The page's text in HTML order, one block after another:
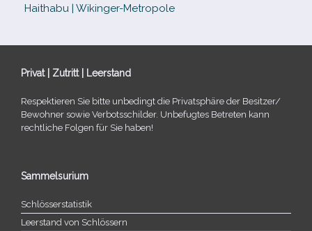
Haithabu | Wikinger-Metropole
Privat | Zutritt | Leerstand
Respektieren Sie bitte unbe­dingt die Privatsphäre der Besitzer/​
Bewohner sowie Verbotsschilder. Unbefugtes Betreten kann
recht­li­che Folgen für Sie haben!
Sammelsurium
Schlösserstatistik
Leerstand von Schlössern